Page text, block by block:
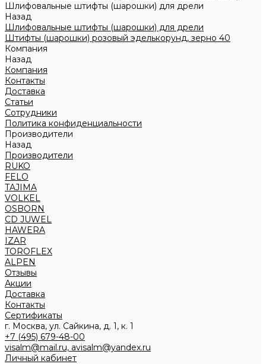
Шлифовальные штифты (шарошки) для дрели
Назад
Шлифовальные штифты (шарошки) для дрели
Штифты (шарошки) розовый эделькорунд, зерно 40
Компания
Назад
Компания
Контакты
Доставка
Статьи
Сотрудники
Политика конфиденциальности
Производители
Назад
Производители
RUKO
FELO
TAJIMA
VOLKEL
OSBORN
CD JUWEL
HAWERA
IZAR
TOROFLEX
ALPEN
Отзывы
Акции
Доставка
Контакты
Сертификаты
г. Москва, ул. Сайкина, д. 1, к. 1
+7 (495) 679-48-00
visalm@mail.ru, avisalm@yandex.ru
Личный кабинет